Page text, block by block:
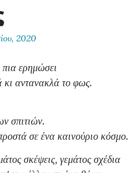
2020
ερημώσει
κι αντανακλά το φως.
σπιτιών.
σε ένα καινούριο κόσμο.
σκέψεις, γεμάτος σχέδια